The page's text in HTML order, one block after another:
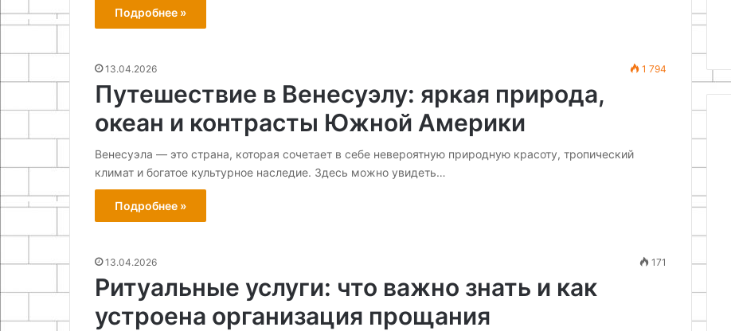
Подробнее »
13.04.2026 1 794
Путешествие в Венесуэлу: яркая природа,
океан и контрасты Южной Америки
Венесуэла — это страна, которая сочетает в себе невероятную природную красоту, тропический
климат и богатое культурное наследие. Здесь можно увидеть…
Подробнее »
13.04.2026 171
Ритуальные услуги: что важно знать и как
устроена организация прощания